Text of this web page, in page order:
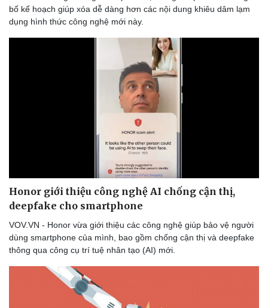
Ô tô - Xe máy
Ô tô
Xe máy
bố kế hoạch giúp xóa dễ dàng hơn các nội dung khiêu dâm lạm
dụng hình thức công nghệ mới này.
Honor giới thiệu công nghệ AI chống cận thị,
deepfake cho smartphone
VOV.VN - Honor vừa giới thiệu các công nghệ giúp bảo vệ người
dùng smartphone của mình, bao gồm chống cận thị và deepfake
thông qua công cụ trí tuệ nhân tạo (AI) mới.